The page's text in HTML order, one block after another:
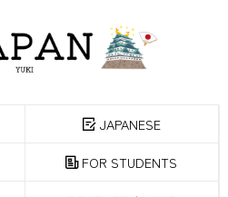
JAPANESE
FOR STUDENTS